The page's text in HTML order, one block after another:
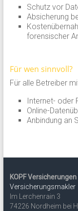
Schutz vor
Absicherung
forensischer
Für wen sinnvoll?
Für alle Betreiber
Internet- oder
Online-
Anbindung an
KOPF
Versicherungsmakler
Im Lerchenrain 3
74226 Nordheim bei